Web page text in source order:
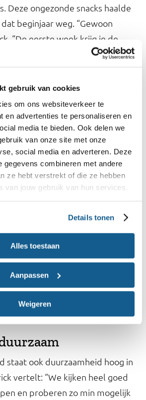
gebruik van cookies
om ons websiteverkeer te
en advertenties te personaliseren en
media te bieden. Ook delen we
van onze site met onze
social media en adverteren. Deze
gegevens combineren met andere
ze hebt verstrekt of die ze hebben
van jouw gebruik van hun services.
Details tonen
Alles toestaan
Aanpassen
Weigeren
Deze ongezonde snacks haalde
beginjaar weg. “Gewoon
“De eerste week krijg je de
frikandel of iets vergelijkbaars
hoor je niks meer. Studenten
de supermarkt in de buurt,
dat niet meer. Ze blijven hier en
een broodje uit de kantine.
goed betaalbaar. En studenten
naar de supermarkt, wat ze
niet te lopen.”
keuzes maken ze
kiezen vooral voor bruin brood
wit brood. Hetzelfde geldt voor
toe. “Ook letten we op het
we veel met kruiden. Alle
we bijvoorbeeld zelf. We
en salades aan, vaak ook
zoals de Indonesische,
keuken.”
staat ook duurzaamheid hoog in
vertelt: “We kijken heel goed
en proberen zo min mogelijk